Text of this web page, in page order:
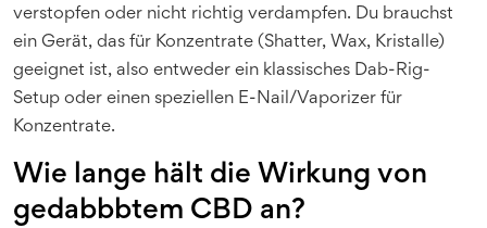
verstopfen oder nicht richtig verdampfen. Du brauchst
ein Gerät, das für Konzentrate (Shatter, Wax, Kristalle)
geeignet ist, also entweder ein klassisches Dab-Rig-
Setup oder einen speziellen E-Nail/Vaporizer für
Konzentrate.
Wie lange hält die Wirkung von
gedabbbtem CBD an?